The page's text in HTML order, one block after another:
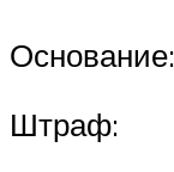
Штраф: